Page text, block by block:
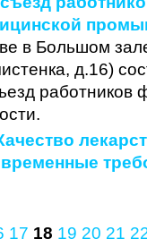
в Большом
д.16)
работников
17 18 19 20 21